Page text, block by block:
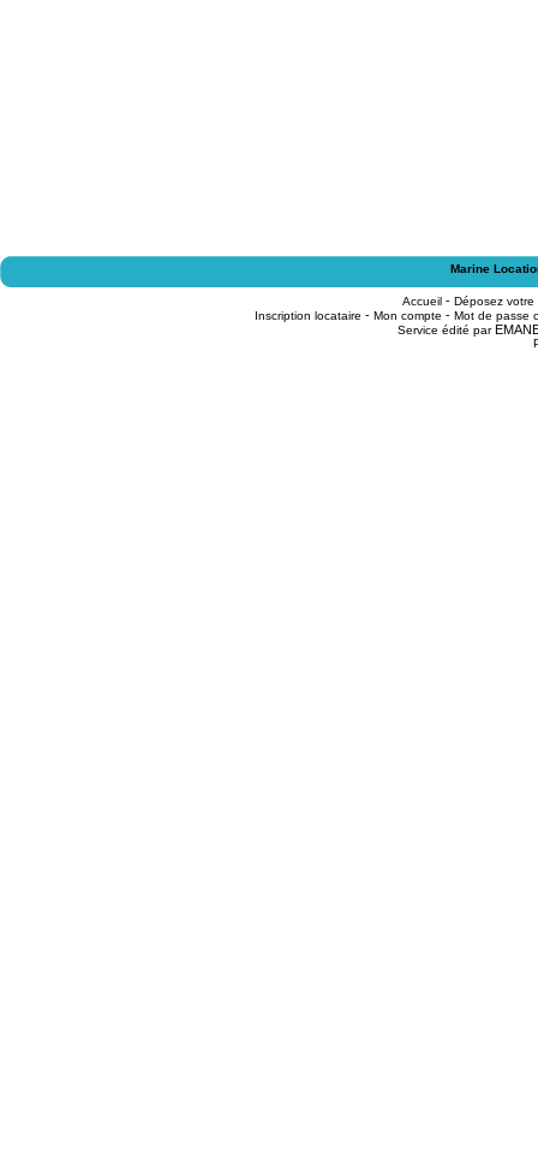
Marine
Accueil - Déposez
Inscription locataire - Mon compte - Mot de passe
Service édité par